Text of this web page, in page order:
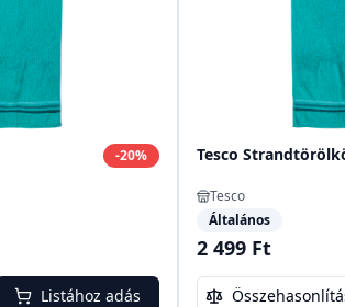
-20%
Listához adás
Tesco
Tesco
Általános
2 499 Ft